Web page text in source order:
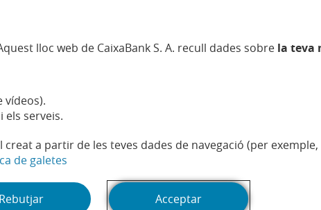
lloc web de CaixaBank S. A. recull dades sobre la teva
vídeos).
els serveis.
a partir de les teves dades de navegació (per
de galetes
nova)
Rebutjar Acceptar
i inversors